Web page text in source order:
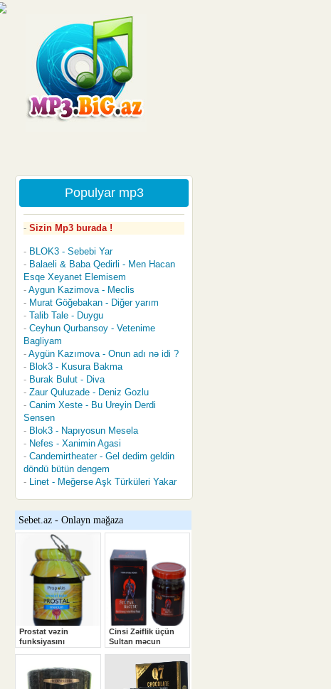
Populyar mp3
Sizin Mp3 burada !
BLOK3 - Sebebi Yar
Balaeli & Baba Qedirli - Men Hacan
Esqe Xeyanet Elemisem
Aygun Kazimova - Meclis
Murat Göğebakan - Diğer yarım
Talib Tale - Duygu
Ceyhun Qurbansoy - Vetenime
Bagliyam
Aygün Kazımova - Onun adı nə idi ?
Blok3 - Kusura Bakma
Burak Bulut - Diva
Zaur Quluzade - Deniz Gozlu
Canim Xeste - Bu Ureyin Derdi
Sensen
Blok3 - Napıyosun Mesela
Nefes - Xanimin Agasi
Candemirtheater - Gel dedim geldin
döndü bütün dengem
Linet - Meğerse Aşk Türküleri Yakar